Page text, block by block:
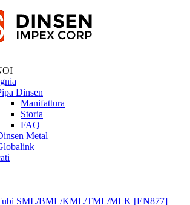
Dinsen
Manifattura
Storia
FAQ
Metal
SML/BML/KML/TML/MLK [EN877]